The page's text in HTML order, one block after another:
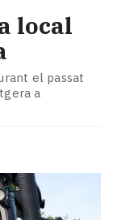
local
el passat
a